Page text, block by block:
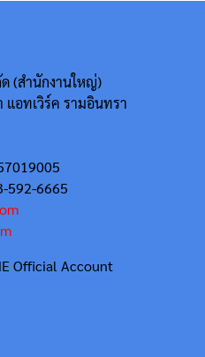
(สำนักงานใหญ่)
แอทเวิร์ค รามอินทรา
592-6665
Official Account